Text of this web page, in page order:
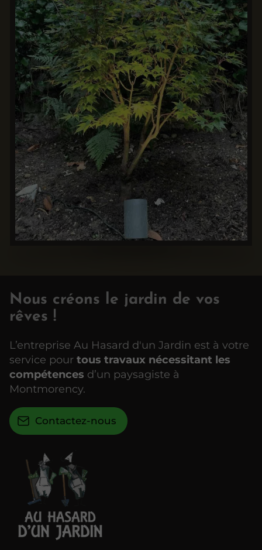
Nous créons le jardin de vos
rêves !
L’entreprise Au Hasard d'un Jardin est à votre
service pour tous travaux nécessitant les
compétences d’un paysagiste à
Montmorency.
Contactez-nous